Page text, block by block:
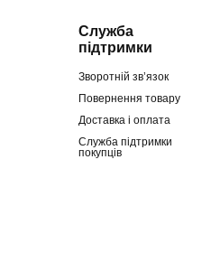
Служба
підтримки
Зворотній зв’язок
Повернення товару
Доставка і оплата
Служба підтримки
покупців